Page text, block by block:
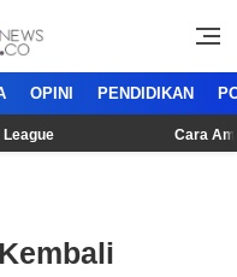
Bangsa
OPINI PENDIDIKAN
Cara Aman